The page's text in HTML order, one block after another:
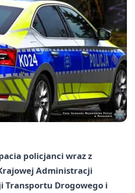
policjanci wraz z
Administracji
Transportu Drogowego i